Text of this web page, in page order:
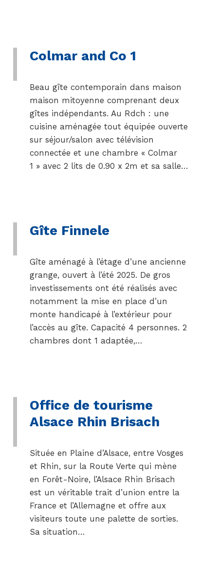
Colmar and Co 1
Beau gîte contemporain dans maison
maison mitoyenne comprenant deux
gîtes indépendants. Au Rdch : une
cuisine aménagée tout équipée ouverte
sur séjour/salon avec télévision
connectée et une chambre « Colmar
1 » avec 2 lits de 0.90 x 2m et sa salle…
Gîte Finnele
Gîte aménagé à l’étage d’une ancienne
grange, ouvert à l’été 2025. De gros
investissements ont été réalisés avec
notamment la mise en place d’un
monte handicapé à l’extérieur pour
l’accès au gîte. Capacité 4 personnes. 2
chambres dont 1 adaptée,…
Office de tourisme
Alsace Rhin Brisach
Située en Plaine d’Alsace, entre Vosges
et Rhin, sur la Route Verte qui mène
en Forêt-Noire, l’Alsace Rhin Brisach
est un véritable trait d’union entre la
France et l’Allemagne et offre aux
visiteurs toute une palette de sorties.
Sa situation…